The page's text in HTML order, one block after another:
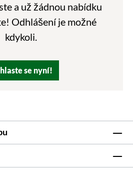
a už žádnou nabídku
Odhlášení je možné
kdykoli.
se nyní!